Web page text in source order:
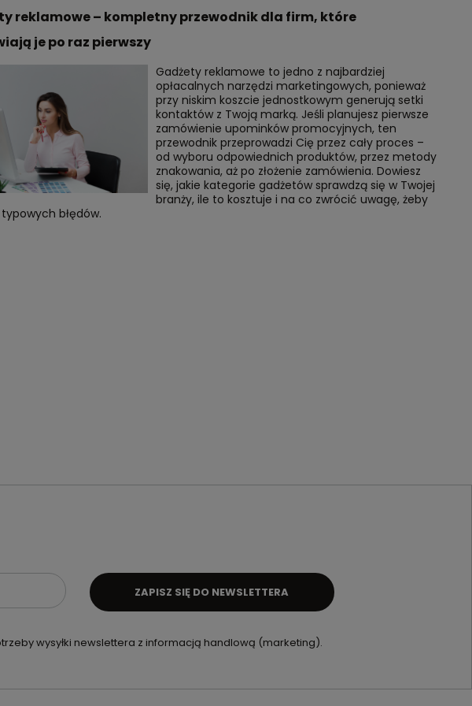
reklamowe – kompletny przewodnik dla firm, które
je po raz pierwszy
Gadżety reklamowe to jedno z najbardziej
opłacalnych narzędzi marketingowych, ponieważ
przy niskim koszcie jednostkowym generują setki
kontaktów z Twoją marką. Jeśli planujesz pierwsze
zamówienie upominków promocyjnych, ten
przewodnik przeprowadzi Cię przez cały proces –
od wyboru odpowiednich produktów, przez metody
znakowania, aż po złożenie zamówienia. Dowiesz
się, jakie kategorie gadżetów sprawdzą się w Twojej
branży, ile to kosztuje i na co zwrócić uwagę, żeby
błędów.
wysyłki newslettera z informacją handlową (marketing).
ZAPISZ SIĘ DO NEWSLETTERA